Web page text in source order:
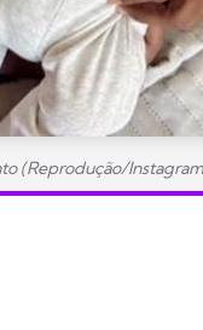
(Reprodução/